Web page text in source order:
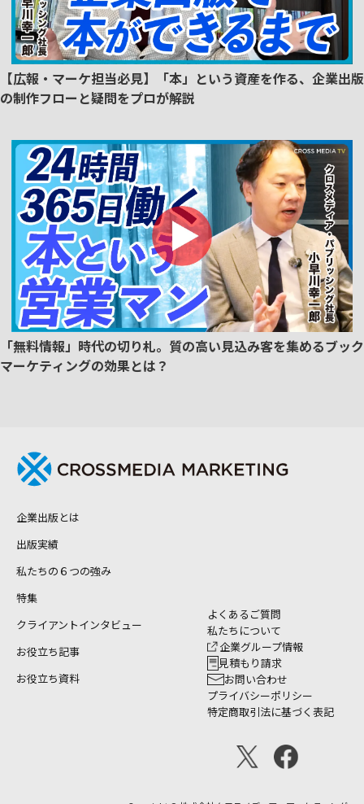
【広報・マーケ担当必見】「本」という資産を作る、企業出版
の制作フローと疑問をプロが解説
「無料情報」時代の切り札。質の高い見込み客を集めるブック
マーケティングの効果とは？
企業出版とは
出版実績
私たちの６つの強み
特集
クライアントインタビュー
お役立ち記事
お役立ち資料
よくあるご質問
私たちについて
企業グループ情報
見積もり請求
お問い合わせ
プライバシーポリシー
特定商取引法に基づく表記